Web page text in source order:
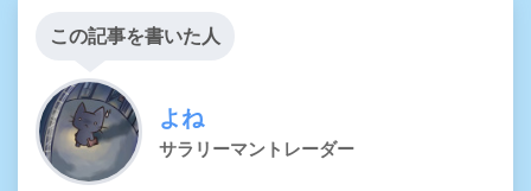
この記事を書いた人
よね
サラリーマントレーダー